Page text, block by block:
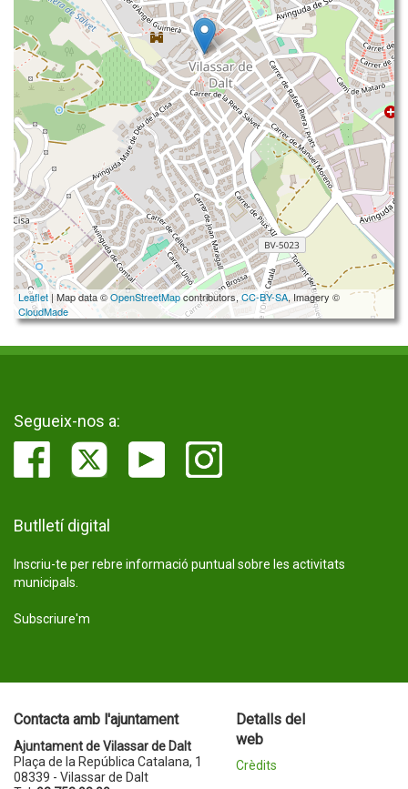
Leaflet | Map data ©OpenStreetMapcontributors,CC-BY-SA, Imagery ©
CloudMade
Segueix-nos a:
Butlletí digital
Inscriu-te per rebre informació puntual sobre les activitats
municipals.
Subscriure'm
Contacta amb l'ajuntament
Ajuntament de Vilassar de Dalt
Plaça de la República Catalana, 1
08339 - Vilassar de Dalt
Detalls del
web
Crèdits